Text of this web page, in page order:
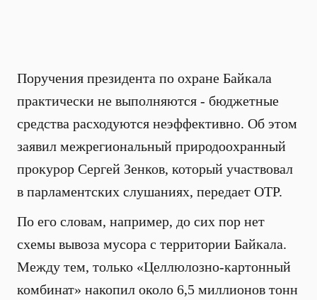
Поручения президента по охране Байкала
практически не выполняются - бюджетные
средства расходуются неэффективно. Об этом
заявил межрегиональный природоохранный
прокурор Сергей Зенков, который участвовал
в парламентских слушаниях, передает ОТР.
По его словам, например, до сих пор нет
схемы вывоза мусора с территории Байкала.
Между тем, только «Целлюлозно-картонный
комбинат» накопил около 6,5 миллионов тонн